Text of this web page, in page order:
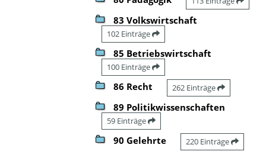
83 Volkswirtschaft
102 Einträge
85 Betriebswirtschaft
100 Einträge
86 Recht 262 Einträge
89 Politikwissenschaften
59 Einträge
90 Gelehrte 220 Einträge